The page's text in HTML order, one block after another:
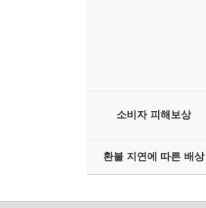
소비자 피해보상
환불 지연에 따른 배상